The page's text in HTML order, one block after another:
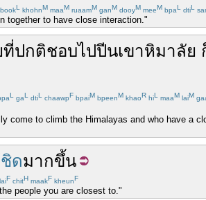
bookL khohnM maaM ruaamM ganM dooyM meeM bpaL dtiL
together to have close interaction."
ที่ปกติชอบไปปีนเขาหิมาลัย
L gaL dtiL chaawpF bpaiM bpeenM khaoR hiL maaM laiM
come to climb the Himalayas and who have a
ดมากขึ้น
F chitH maakF kheunF
people you are closest to."